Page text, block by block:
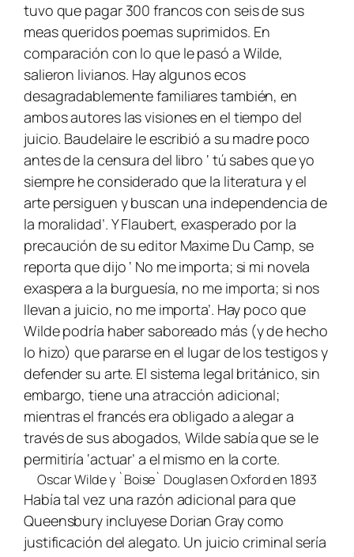
tuvo que pagar 300 francos con seis de sus
meas queridos poemas suprimidos. En
comparación con lo que le pasó a Wilde,
salieron livianos. Hay algunos ecos
desagradablemente familiares también, en
ambos autores las visiones en el tiempo del
juicio. Baudelaire le escribió a su madre poco
antes de la censura del libro ‘ tú sabes que yo
siempre he considerado que la literatura y el
arte persiguen y buscan una independencia de
la moralidad’. Y Flaubert, exasperado por la
precaución de su editor Maxime Du Camp, se
reporta que dijo ‘ No me importa; si mi novela
exaspera a la burguesía, no me importa; si nos
llevan a juicio, no me importa’. Hay poco que
Wilde podría haber saboreado más (y de hecho
lo hizo) que pararse en el lugar de los testigos y
defender su arte. El sistema legal británico, sin
embargo, tiene una atracción adicional;
mientras el francés era obligado a alegar a
través de sus abogados, Wilde sabía que se le
permitiría ‘actuar’ a el mismo en la corte.
Oscar Wilde y `Boise` Douglas en Oxford en 1893
Había tal vez una razón adicional para que
Queensbury incluyese Dorian Graycomo
justificación del alegato. Un juicio criminal sería